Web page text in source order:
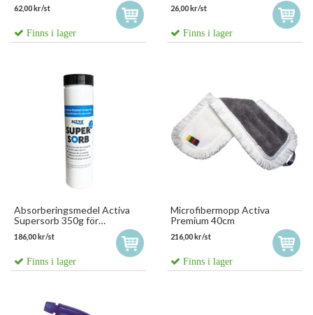
62,00 kr/st
Finns i lager
26,00 kr/st
Finns i lager
Absorberingsmedel Activa
Supersorb 350g för
Kroppsvätskor
186,00 kr/st
Finns i lager
Microfibermopp Activa
Premium 40cm
216,00 kr/st
Finns i lager